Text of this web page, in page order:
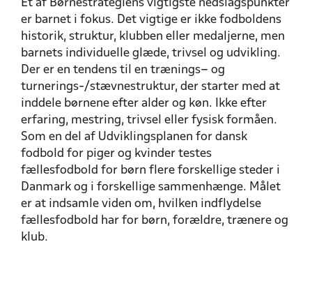
Et af Børnestrategiens vigtigste nedslagspunkter
er barnet i fokus. ​Det vigtige er ikke fodboldens
historik, struktur, klubben eller medaljerne, men
barnets individuelle glæde, trivsel og udvikling.
Der er en tendens til en trænings– og
turnerings-/stævnestruktur, der starter med at
inddele børnene efter alder og køn. Ikke efter
erfaring, mestring, trivsel eller fysisk formåen.
​Som en del af Udviklingsplanen for dansk
fodbold for piger og kvinder testes
fællesfodbold for børn flere forskellige steder i
Danmark og i forskellige sammenhænge. Målet
er at indsamle viden om, hvilken indflydelse
fællesfodbold har for børn, forældre, trænere og
klub.